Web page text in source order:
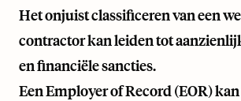
Het onjuist classificeren van een
contractor kan leiden tot
en financiële sancties.
Een Employer of Record (EOR)